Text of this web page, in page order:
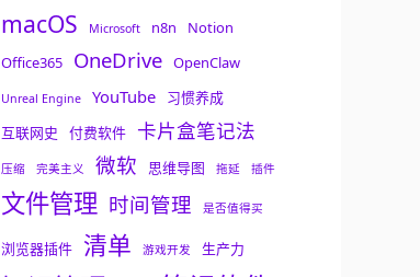
macOS Microsoft n8n
Notion
Office365
OneDrive OpenClaw
Unreal Engine YouTube
习惯养成
互联网史
付费软件 卡片盒笔记法
压缩 完美主义 微软 思维导图 拖延 插件
文件管理 时间管理 是否值得买
浏览器插件 清单 游戏开发 生产力